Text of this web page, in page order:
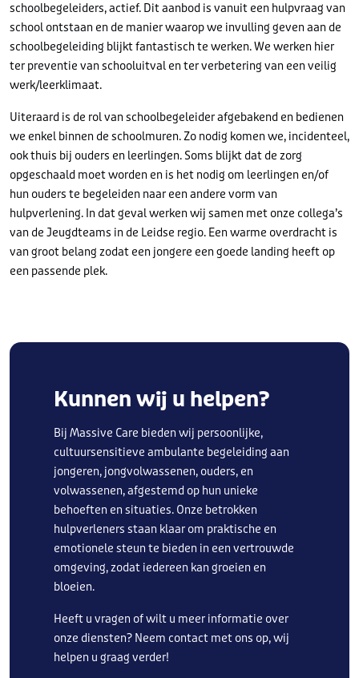
schoolbegeleiders, actief. Dit aanbod is vanuit een hulpvraag van
school ontstaan en de manier waarop we invulling geven aan de
schoolbegeleiding blijkt fantastisch te werken. We werken hier
ter preventie van schooluitval en ter verbetering van een veilig
werk/leerklimaat.
Uiteraard is de rol van schoolbegeleider afgebakend en bedienen
we enkel binnen de schoolmuren. Zo nodig komen we, incidenteel,
ook thuis bij ouders en leerlingen. Soms blijkt dat de zorg
opgeschaald moet worden en is het nodig om leerlingen en/of
hun ouders te begeleiden naar een andere vorm van
hulpverlening. In dat geval werken wij samen met onze collega’s
van de Jeugdteams in de Leidse regio. Een warme overdracht is
van groot belang zodat een jongere een goede landing heeft op
een passende plek.
Kunnen wij u helpen?
Bij Massive Care bieden wij persoonlijke,
cultuursensitieve ambulante begeleiding aan
jongeren, jongvolwassenen, ouders, en
volwassenen, afgestemd op hun unieke
behoeften en situaties. Onze betrokken
hulpverleners staan klaar om praktische en
emotionele steun te bieden in een vertrouwde
omgeving, zodat iedereen kan groeien en
bloeien.
Heeft u vragen of wilt u meer informatie over
onze diensten? Neem contact met ons op, wij
helpen u graag verder!